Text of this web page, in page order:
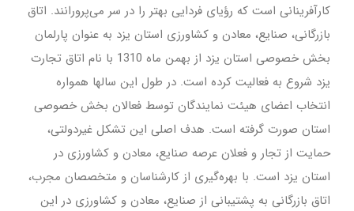
کارآفرینانی است که رؤیای فردایی بهتر را در سر می‌پرورانند. اتاق
بازرگانی، صنایع، معادن و کشاورزی استان یزد به عنوان پارلمان
بخش خصوصی استان یزد از بهمن ماه 1310 با نام اتاق تجارت
یزد شروع به فعالیت کرده است. در طول این سالها همواره
انتخاب اعضای هیئت نمایندگان توسط فعالان بخش خصوصی
استان صورت گرفته است. هدف اصلی این تشکل غیردولتی،
حمایت از تجار و فعلان عرصه صنایع، معادن و کشاورزی در
استان یزد است. با بهره‌گیری از کارشناسان و متخصصان مجرب،
اتاق بازرگانی به پشتیبانی از صنایع، معادن و کشاورزی در این